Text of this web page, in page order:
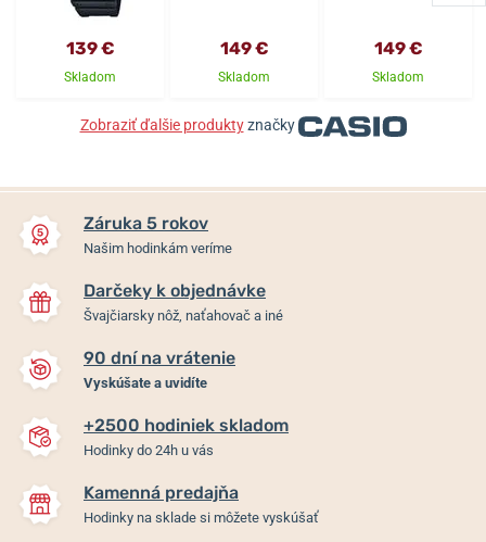
139 €
Skladom
149 €
Skladom
149 €
Skladom
Zobraziť ďalšie produktyznačky
Záruka 5 rokov
Našim hodinkám veríme
Darčeky k objednávke
Švajčiarsky nôž, naťahovač a iné
90 dní na vrátenie
Vyskúšate a uvidíte
+2500 hodiniek skladom
Hodinky do 24h u vás
Kamenná predajňa
Hodinky na sklade si môžete vyskúšať